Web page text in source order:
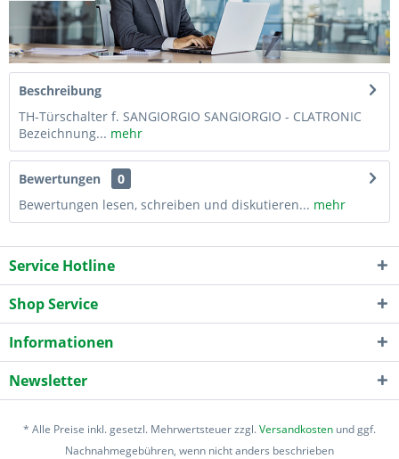
Beschreibung
TH-Türschalter f. SANGIORGIO SANGIORGIO - CLATRONIC
Bezeichnung... mehr
Bewertungen
0
Bewertungen lesen, schreiben und diskutieren... mehr
Service Hotline
Shop Service
Informationen
Newsletter
* Alle Preise inkl. gesetzl. Mehrwertsteuer zzgl.Versandkosten und ggf.
Nachnahmegebühren, wenn nicht anders beschrieben